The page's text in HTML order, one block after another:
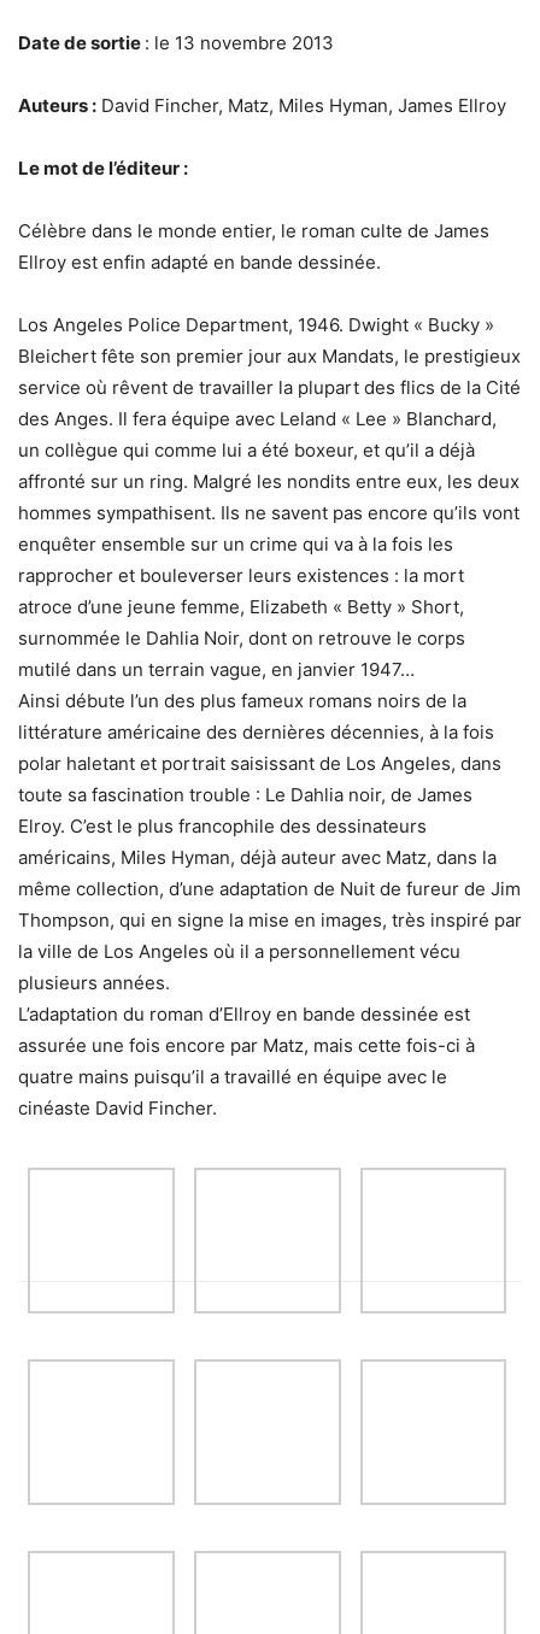
Date de sortie : le 13 novembre 2013
Auteurs : David Fincher, Matz, Miles Hyman, James Ellroy
Le mot de l’éditeur :
Célèbre dans le monde entier, le roman culte de James
Ellroy est enfin adapté en bande dessinée.
Los Angeles Police Department, 1946. Dwight « Bucky »
Bleichert fête son premier jour aux Mandats, le prestigieux
service où rêvent de travailler la plupart des flics de la Cité
des Anges. Il fera équipe avec Leland « Lee » Blanchard,
un collègue qui comme lui a été boxeur, et qu’il a déjà
affronté sur un ring. Malgré les nondits entre eux, les deux
hommes sympathisent. Ils ne savent pas encore qu’ils vont
enquêter ensemble sur un crime qui va à la fois les
rapprocher et bouleverser leurs existences : la mort
atroce d’une jeune femme, Elizabeth « Betty » Short,
surnommée le Dahlia Noir, dont on retrouve le corps
mutilé dans un terrain vague, en janvier 1947…
Ainsi débute l’un des plus fameux romans noirs de la
littérature américaine des dernières décennies, à la fois
polar haletant et portrait saisissant de Los Angeles, dans
toute sa fascination trouble : Le Dahlia noir, de James
Elroy. C’est le plus francophile des dessinateurs
américains, Miles Hyman, déjà auteur avec Matz, dans la
même collection, d’une adaptation de Nuit de fureur de Jim
Thompson, qui en signe la mise en images, très inspiré par
la ville de Los Angeles où il a personnellement vécu
plusieurs années.
L’adaptation du roman d’Ellroy en bande dessinée est
assurée une fois encore par Matz, mais cette fois-ci à
quatre mains puisqu’il a travaillé en équipe avec le
cinéaste David Fincher.